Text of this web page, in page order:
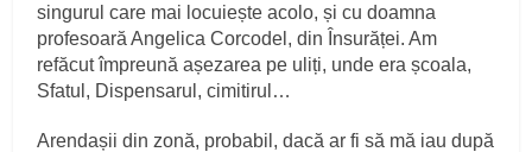
singurul care mai locuiește acolo, și cu doamna
profesoară Angelica Corcodel, din Însurăței. Am
refăcut împreună așezarea pe uliți, unde era școala,
Sfatul, Dispensarul, cimitirul…
Arendașii din zonă, probabil, dacă ar fi să mă iau după